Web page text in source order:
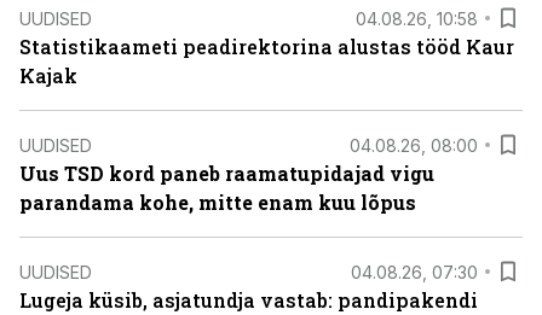
UUDISED 04.08.26, 10:58
Statistikaameti peadirektorina alustas tööd Kaur
Kajak
UUDISED 04.08.26, 08:00
Uus TSD kord paneb raamatupidajad vigu
parandama kohe, mitte enam kuu lõpus
UUDISED 04.08.26, 07:30
Lugeja küsib, asjatundja vastab: pandipakendi